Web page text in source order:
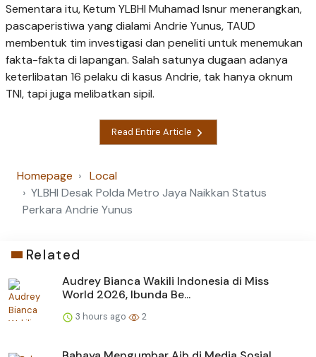
Sementara itu, Ketum YLBHI Muhamad Isnur menerangkan,
pascaperistiwa yang dialami Andrie Yunus, TAUD
membentuk tim investigasi dan peneliti untuk menemukan
fakta-fakta di lapangan. Salah satunya dugaan adanya
keterlibatan 16 pelaku di kasus Andrie, tak hanya oknum
TNI, tapi juga melibatkan sipil.
Read Entire Article
Homepage
Local
YLBHI Desak Polda Metro Jaya Naikkan Status
Perkara Andrie Yunus
Related
Audrey Bianca Wakili Indonesia di Miss
World 2026, Ibunda Be...
3 hours ago 2